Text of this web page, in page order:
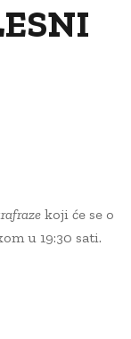
koji će se
u 19:30 sati.